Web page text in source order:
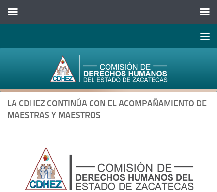
Abrir
LA CDHEZ CONTINÚA CON EL ACOMPAÑAMIENTO DE
MAESTRAS Y MAESTROS